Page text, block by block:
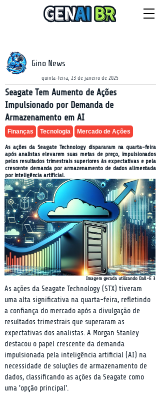
Gino News
quinta-feira, 23 de janeiro de 2025
Seagate Tem Aumento de Ações
Impulsionado por Demanda de
Armazenamento em AI
Finanças Tecnologia Mercado de Ações
As ações da Seagate Technology dispararam na quarta-feira
após analistas elevarem suas metas de preço, impulsionados
pelos resultados trimestrais superiores às expectativas e pela
crescente demanda por armazenamento de dados alimentada
por inteligência artificial.
Imagem gerada utilizando Dall-E 3
As ações da Seagate Technology (STX) tiveram
uma alta significativa na quarta-feira, refletindo
a confiança do mercado após a divulgação de
resultados trimestrais que superaram as
expectativas dos analistas. A Morgan Stanley
destacou o papel crescente da demanda
impulsionada pela inteligência artificial (AI) na
necessidade de soluções de armazenamento de
dados, classificando as ações da Seagate como
uma 'opção principal'.